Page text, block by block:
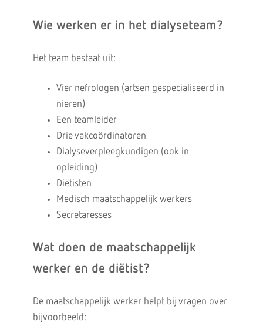
Wie werken er in het dialyseteam?
Het team bestaat uit:
Vier nefrologen (artsen gespecialiseerd in
nieren)
Een teamleider
Drie vakcoördinatoren
Dialyseverpleegkundigen (ook in
opleiding)
Diëtisten
Medisch maatschappelijk werkers
Secretaresses
Wat doen de maatschappelijk
werker en de diëtist?
De maatschappelijk werker helpt bij vragen over
bijvoorbeeld: